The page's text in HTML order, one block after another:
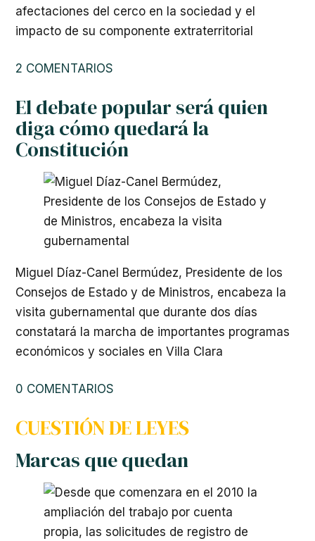
afectaciones del cerco en la sociedad y el
impacto de su componente extraterritorial
2 COMENTARIOS
El debate popular será quien
diga cómo quedará la
Constitución
Miguel Díaz-Canel Bermúdez, Presidente de los
Consejos de Estado y de Ministros, encabeza la
visita gubernamental que durante dos días
constatará la marcha de importantes programas
económicos y sociales en Villa Clara
0 COMENTARIOS
CUESTIÓN DE LEYES
Marcas que quedan